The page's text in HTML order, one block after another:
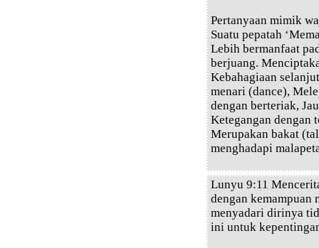
Pertanyaan mimik
Suatu pepatah
Lebih bermanfaat
berjuang.
Kebahagiaan
menari (dance),
dengan berteriak,
Ketegangan dengan
Merupakan bakat
menghadapi
Lunyu 9:11
dengan
menyadari dirinya
ini untuk